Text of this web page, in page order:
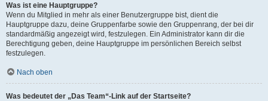
Was ist eine Hauptgruppe?
Wenn du Mitglied in mehr als einer Benutzergruppe bist, dient die
Hauptgruppe dazu, deine Gruppenfarbe sowie den Gruppenrang, der bei dir
standardmäßig angezeigt wird, festzulegen. Ein Administrator kann dir die
Berechtigung geben, deine Hauptgruppe im persönlichen Bereich selbst
festzulegen.
Nach oben
Was bedeutet der „Das Team“-Link auf der Startseite?